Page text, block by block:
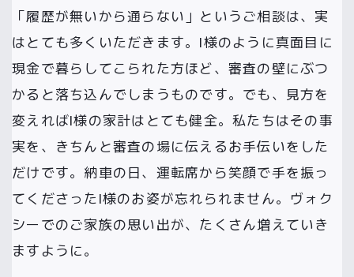
「履歴が無いから通らない」というご相談は、実
はとても多くいただきます。I様のように真面目に
現金で暮らしてこられた方ほど、審査の壁にぶつ
かると落ち込んでしまうものです。でも、見方を
変えればI様の家計はとても健全。私たちはその事
実を、きちんと審査の場に伝えるお手伝いをした
だけです。納車の日、運転席から笑顔で手を振っ
てくださったI様のお姿が忘れられません。ヴォク
シーでのご家族の思い出が、たくさん増えていき
ますように。